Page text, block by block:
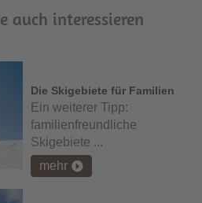
auch interessieren
Die Skigebiete für Familien
Ein weiterer Tipp:
familienfreundliche
Skigebiete ...
mehr